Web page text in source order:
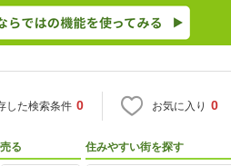
した検索条件 0 お気に入り 0
売る 住みやすい街を探す